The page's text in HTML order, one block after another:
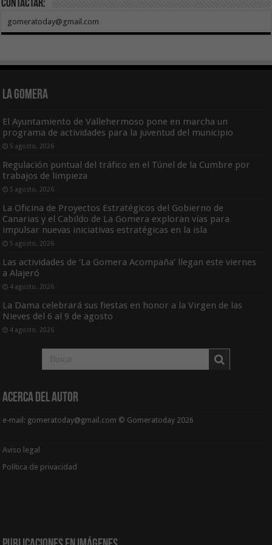
Contactar:
gomeratoday@gmail.com
La Gomera
El Ayuntamiento de Vallehermoso pone en marcha un
programa de actividades para la juventud del municipio
5 agosto, 2026
Regulación puntual del tráfico en el Túnel de la Cumbre por
trabajos de limpieza
5 agosto, 2026
La Oficina de Proyectos Estratégicos del Gobierno de
Canarias y el Cabildo de La Gomera exploran vías para
impulsar nuevas iniciativas estratégicas en la isla
5 agosto, 2026
Las actividades de ‘La Gomera Acompaña’ llegan este viernes
a Alajeró
4 agosto, 2026
La Dama celebrará sus fiestas en honor a la Virgen de las
Nieves del 6 al 9 de agosto
4 agosto, 2026
Acerca del Autor
e-mail: gomeratoday@gmail.com © Gomeratoday 2026
Aviso legal
Política de privacidad